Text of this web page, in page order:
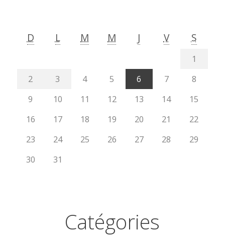
D L M M J V S
1
2
3 4 5 6 7
8
9
10 11 12 13 14
15
16
17 18 19 20 21
22
23
24 25 26 27 28
29
30
31
Catégories